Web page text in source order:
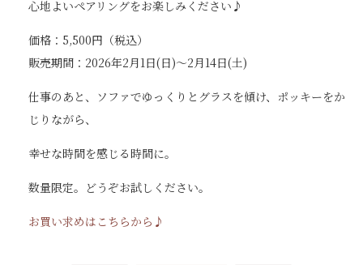
心地よいペアリングをお楽しみください♪
価格：5,500円（税込）
販売期間：2026年2月1日(日)～2月14日(土)
仕事のあと、ソファでゆっくりとグラスを傾け、ポッキーをか
じりながら、
幸せな時間を感じる時間に。
数量限定。どうぞお試しください。
お買い求めはこちらから♪